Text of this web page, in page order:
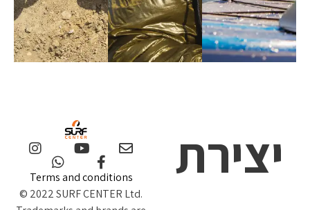
יצירת
Terms and conditions
© 2022 SURF CENTER Ltd.